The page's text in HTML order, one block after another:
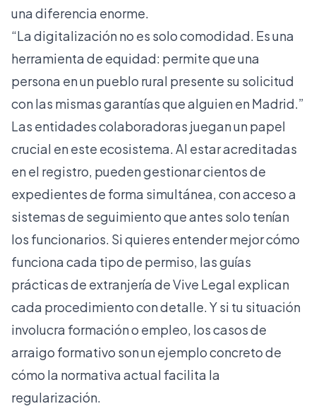
una diferencia enorme.
“La digitalización no es solo comodidad. Es una
herramienta de equidad: permite que una
persona en un pueblo rural presente su solicitud
con las mismas garantías que alguien en Madrid.”
Las entidades colaboradoras juegan un papel
crucial en este ecosistema. Al estar acreditadas
en el registro, pueden gestionar cientos de
expedientes de forma simultánea, con acceso a
sistemas de seguimiento que antes solo tenían
los funcionarios. Si quieres entender mejor cómo
funciona cada tipo de permiso, lasguías
prácticas de extranjeríade Vive Legal explican
cada procedimiento con detalle. Y si tu situación
involucra formación o empleo, loscasos de
arraigo formativo son un ejemplo concreto de
cómo la normativa actual facilita la
regularización.